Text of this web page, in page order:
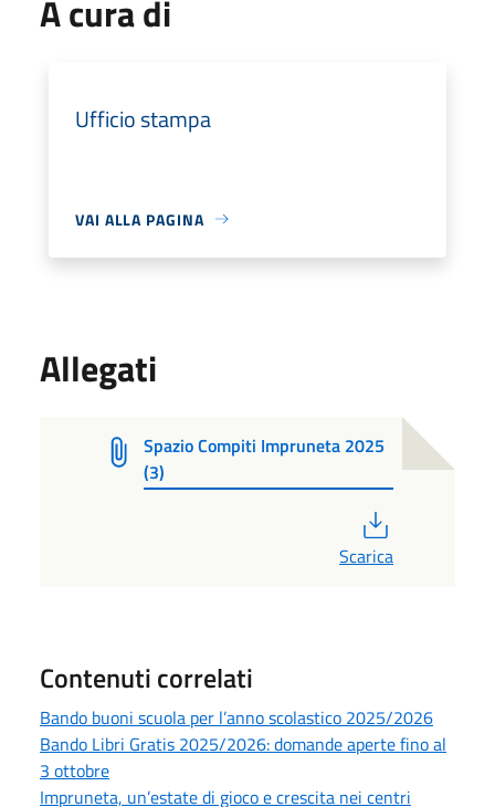
A cura di
Ufficio stampa
VAI ALLA PAGINA
Allegati
Spazio Compiti Impruneta 2025
(3)
Scarica
Contenuti correlati
Bando buoni scuola per l’anno scolastico 2025/2026
Bando Libri Gratis 2025/2026: domande aperte fino al
3 ottobre
Impruneta, un’estate di gioco e crescita nei centri